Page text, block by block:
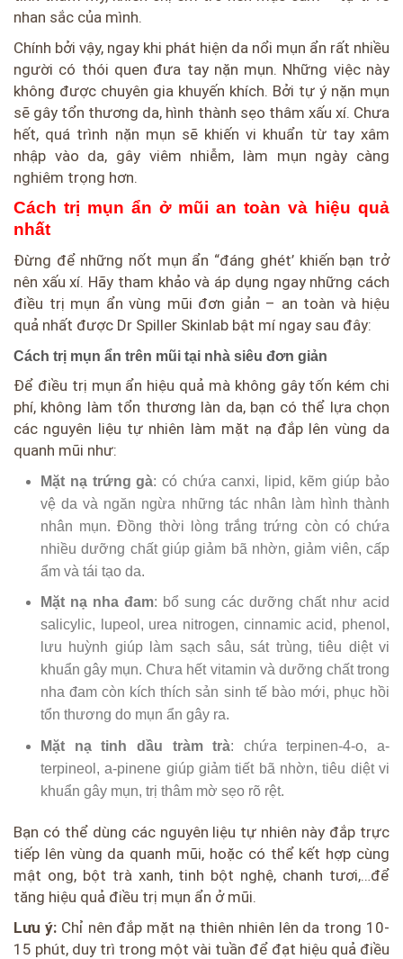
nhan sắc của mình.
Chính bởi vậy, ngay khi phát hiện da nổi mụn ẩn rất nhiều
người có thói quen đưa tay nặn mụn. Những việc này
không được chuyên gia khuyến khích. Bởi tự ý nặn mụn
sẽ gây tổn thương da, hình thành sẹo thâm xấu xí. Chưa
hết, quá trình nặn mụn sẽ khiến vi khuẩn từ tay xâm
nhập vào da, gây viêm nhiễm, làm mụn ngày càng
nghiêm trọng hơn.
Cách trị mụn ẩn ở mũi an toàn và hiệu quả
nhất
Đừng để những nốt mụn ẩn “đáng ghét’ khiến bạn trở
nên xấu xí. Hãy tham khảo và áp dụng ngay những cách
điều trị mụn ẩn vùng mũi đơn giản – an toàn và hiệu
quả nhất được Dr Spiller Skinlab bật mí ngay sau đây:
Cách trị mụn ẩn trên mũi tại nhà siêu đơn giản
Để điều trị mụn ẩn hiệu quả mà không gây tốn kém chi
phí, không làm tổn thương làn da, bạn có thể lựa chọn
các nguyên liệu tự nhiên làm mặt nạ đắp lên vùng da
quanh mũi như:
Mặt nạ trứng gà: có chứa canxi, lipid, kẽm giúp bảo
vệ da và ngăn ngừa những tác nhân làm hình thành
nhân mụn. Đồng thời lòng trắng trứng còn có chứa
nhiều dưỡng chất giúp giảm bã nhờn, giảm viên, cấp
ẩm và tái tạo da.
Mặt nạ nha đam: bổ sung các dưỡng chất như acid
salicylic, lupeol, urea nitrogen, cinnamic acid, phenol,
lưu huỳnh giúp làm sạch sâu, sát trùng, tiêu diệt vi
khuẩn gây mụn. Chưa hết vitamin và dưỡng chất trong
nha đam còn kích thích sản sinh tế bào mới, phục hồi
tổn thương do mụn ẩn gây ra.
Mặt nạ tinh dầu tràm trà: chứa terpinen-4-o, a-
terpineol, a-pinene giúp giảm tiết bã nhờn, tiêu diệt vi
khuẩn gây mụn, trị thâm mờ sẹo rõ rệt.
Bạn có thể dùng các nguyên liệu tự nhiên này đắp trực
tiếp lên vùng da quanh mũi, hoặc có thể kết hợp cùng
mật ong, bột trà xanh, tinh bột nghệ, chanh tươi,…để
tăng hiệu quả điều trị mụn ẩn ở mũi.
Lưu ý:Chỉ nên đắp mặt nạ thiên nhiên lên da trong 10-
15 phút, duy trì trong một vài tuần để đạt hiệu quả điều